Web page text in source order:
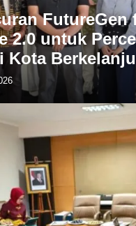
FutureGen
2.0 untuk
Kota